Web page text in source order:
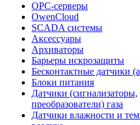
OPC-серверы
OwenCloud
SCADA системы
Аксессуары
Архиваторы
Барьеры искрозащиты
Бесконтактные датчики
Блоки питания
Датчики (сигнализаторы,
преобразователи) газа
Датчики влажности и